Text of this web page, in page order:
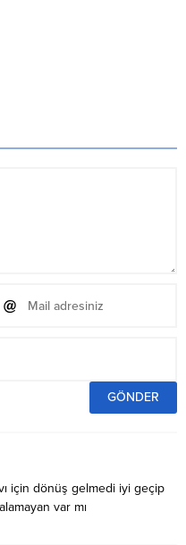
için dönüş gelmedi iyi geçip
var mı